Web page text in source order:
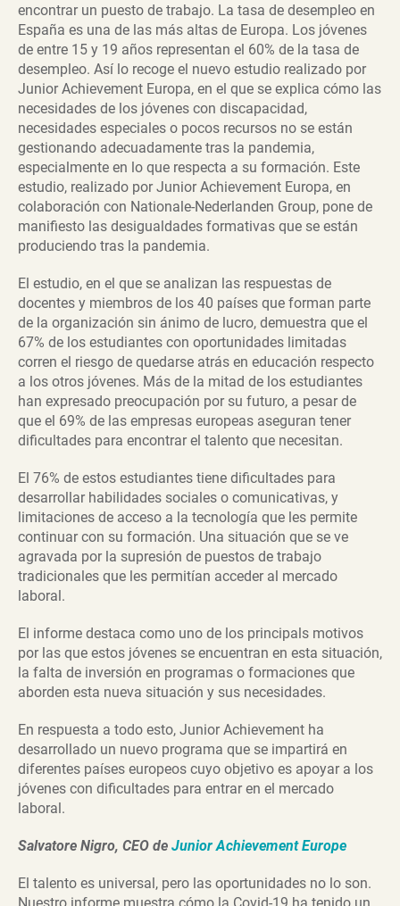
encontrar un puesto de trabajo. La tasa de desempleo en
España es una de las más altas de Europa. Los jóvenes
de entre 15 y 19 años representan el 60% de la tasa de
desempleo. Así lo recoge el nuevo estudio realizado por
Junior Achievement Europa, en el que se explica cómo las
necesidades de los jóvenes con discapacidad,
necesidades especiales o pocos recursos no se están
gestionando adecuadamente tras la pandemia,
especialmente en lo que respecta a su formación. Este
estudio, realizado por Junior Achievement Europa, en
colaboración con Nationale-Nederlanden Group, pone de
manifiesto las desigualdades formativas que se están
produciendo tras la pandemia.
El estudio, en el que se analizan las respuestas de
docentes y miembros de los 40 países que forman parte
de la organización sin ánimo de lucro, demuestra que el
67% de los estudiantes con oportunidades limitadas
corren el riesgo de quedarse atrás en educación respecto
a los otros jóvenes. Más de la mitad de los estudiantes
han expresado preocupación por su futuro, a pesar de
que el 69% de las empresas europeas aseguran tener
dificultades para encontrar el talento que necesitan.
El 76% de estos estudiantes tiene dificultades para
desarrollar habilidades sociales o comunicativas, y
limitaciones de acceso a la tecnología que les permite
continuar con su formación. Una situación que se ve
agravada por la supresión de puestos de trabajo
tradicionales que les permitían acceder al mercado
laboral.
El informe destaca como uno de los principals motivos
por las que estos jóvenes se encuentran en esta situación,
la falta de inversión en programas o formaciones que
aborden esta nueva situación y sus necesidades.
En respuesta a todo esto, Junior Achievement ha
desarrollado un nuevo programa que se impartirá en
diferentes países europeos cuyo objetivo es apoyar a los
jóvenes con dificultades para entrar en el mercado
laboral.
Salvatore Nigro, CEO de Junior Achievement Europe
El talento es universal, pero las oportunidades no lo son.